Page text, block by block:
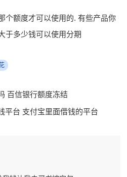
个额度才可以使用的. 有些产品你
于多少钱可以使用分期
百信银行额度冻结
平台 支付宝里面借钱的平台